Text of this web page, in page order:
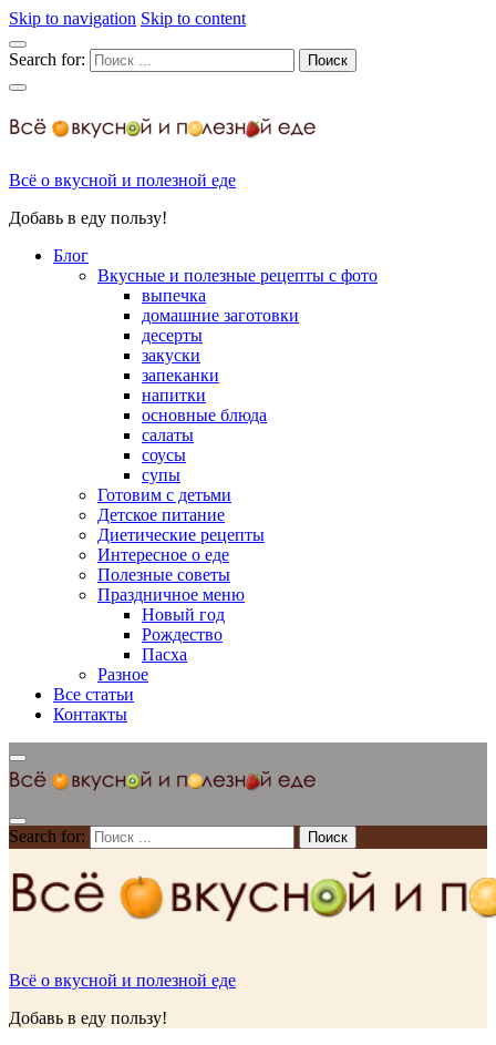
Skip to navigation Skip to content
Search for:
Всё о вкусной и полезной еде
Добавь в еду пользу!
Блог
Вкусные и полезные рецепты с фото
выпечка
домашние заготовки
десерты
закуски
запеканки
напитки
основные блюда
салаты
соусы
супы
Готовим с детьми
Детское питание
Диетические рецепты
Интересное о еде
Полезные советы
Праздничное меню
Новый год
Рождество
Пасха
Разное
Все статьи
Контакты
Search for:
Всё о вкусной и полезной еде
Добавь в еду пользу!